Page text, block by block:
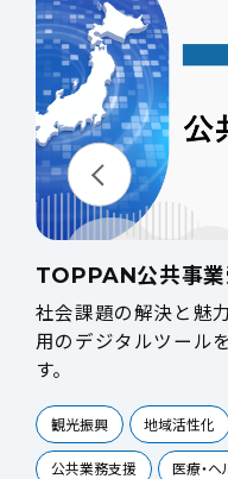
公共事業受託事
課題の解決と魅力の向
デジタルツールをまと
振興 地域活性化 知財・
業務支援 医療・ヘルスケア